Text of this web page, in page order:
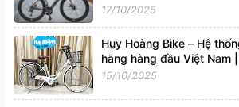
Xedapvip.com
17/10/2025
Huy Hoàng Bike – Hệ
hãng hàng đầu Việt Nam
15/10/2025